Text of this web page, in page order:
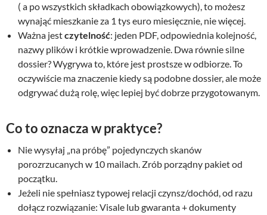
( a po wszystkich składkach obowiązkowych), to możesz
wynająć mieszkanie za 1 tys euro miesięcznie, nie więcej.
Ważna jestczytelność: jeden PDF, odpowiednia kolejność,
nazwy plików i krótkie wprowadzenie. Dwa równie silne
dossier? Wygrywa to, które jest prostsze w odbiorze. To
oczywiście ma znaczenie kiedy są podobne dossier, ale może
odgrywać dużą rolę, więc lepiej być dobrze przygotowanym.
Co to oznacza w praktyce?
Nie wysyłaj „na próbę” pojedynczych skanów
porozrzucanych w 10 mailach. Zrób porządny pakiet od
początku.
Jeżeli nie spełniasz typowej relacji czynsz/dochód, od razu
dołącz rozwiązanie: Visale lub gwaranta + dokumenty